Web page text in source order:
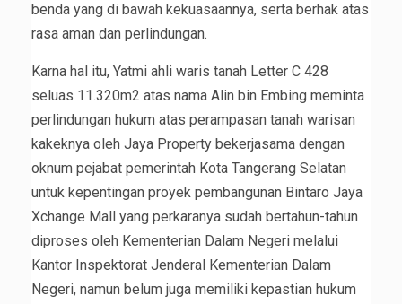
benda yang di bawah kekuasaannya, serta berhak atas
rasa aman dan perlindungan.
Karna hal itu, Yatmi ahli waris tanah Letter C 428
seluas 11.320m2 atas nama Alin bin Embing meminta
perlindungan hukum atas perampasan tanah warisan
kakeknya oleh Jaya Property bekerjasama dengan
oknum pejabat pemerintah Kota Tangerang Selatan
untuk kepentingan proyek pembangunan Bintaro Jaya
Xchange Mall yang perkaranya sudah bertahun-tahun
diproses oleh Kementerian Dalam Negeri melalui
Kantor Inspektorat Jenderal Kementerian Dalam
Negeri, namun belum juga memiliki kepastian hukum